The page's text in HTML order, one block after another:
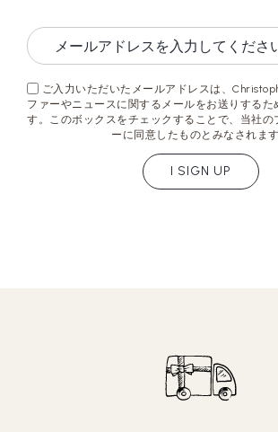
ご入力いただいたメールアドレスは、
ファーやニュースに関するメールをお送りするた
す。このボックスをチェックすることで、当社の
ーに同意したものとみなされます
I SIGN UP